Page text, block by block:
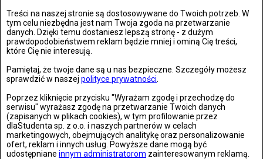
Treści na naszej stronie są dostosowywane do Twoich potrzeb. W
tym celu niezbędna jest nam Twoja zgoda na przetwarzanie
danych. Dzięki temu dostaniesz lepszą stronę - z dużym
prawdopodobieństwem reklam będzie mniej i ominą Cię treści,
które Cię nie interesują.
Pamiętaj, że twoje dane są u nas bezpieczne. Szczegóły możesz
sprawdzić w naszej polityce prywatności
Poprzez kliknięcie przycisku "Wyrażam zgodę i przechodzę do
serwisu" wyrażasz zgodę na przetwarzanie Twoich danych
(zapisanych w plikach cookies), w tym profilowanie przez
dlaStudenta sp. z o.o. i naszych partnerów w celach
marketingowych, obejmujących analitykę oraz personalizowanie
ofert, reklam i innych usług. Powyższe dane mogą być
udostępniane innym administratorom zainteresowanym reklamą.
OSTATNIO DODANE
21. rocznica śmierci Jana Pawła II. Wierni zebrali się w
Watykanie
Życzenia wielkanocne 2026. Piękne, krótkie i gotowe
teksty na Wielkanoc
czwartek, 02 kwietnia 2026, 13:28